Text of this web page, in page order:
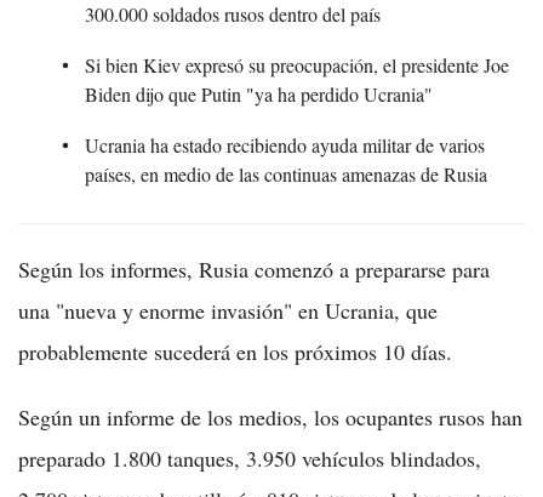
300.000 soldados rusos dentro del país
Si bien Kiev expresó su preocupación, el presidente Joe
Biden dijo que Putin "ya ha perdido Ucrania"
Ucrania ha estado recibiendo ayuda militar de varios
países, en medio de las continuas amenazas de Rusia
Según los informes, Rusia comenzó a prepararse para
una "nueva y enorme invasión" en Ucrania, que
probablemente sucederá en los próximos 10 días.
Según un informe de los medios, los ocupantes rusos han
preparado 1.800 tanques, 3.950 vehículos blindados,